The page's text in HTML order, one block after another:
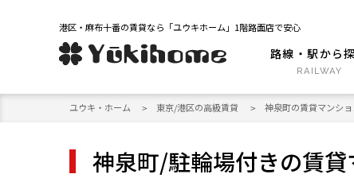
港区・麻布十番の賃貸なら「ユウキホーム」1階路面店で安心
路線・駅から
ユウキ・ホーム 東京/港区の高級賃貸 神泉町の賃貸マンシ
神泉町/駐輪場付きの賃